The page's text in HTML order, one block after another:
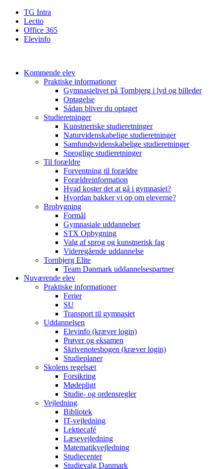
TG Intra
Lectio
Office 365
Elevinfo
Kommende elev
Praktiske informationer
Gymnasielivet på Tornbjerg i lyd og billeder
Optagelse
Sådan bliver du optaget
Studieretninger
Kunstneriske studieretninger
Naturvidenskabelige studieretninger
Samfundsvidenskabelige studieretninger
Sproglige studieretninger
Til forældre
Forventning til forældre
Forældreinformation
Hvad koster det at gå i gymnasiet?
Hvordan bakker vi op om eleverne?
Brobygning
Formål
Gymnasiale uddannelser
STX Opbygning
Valg af sprog og kunstnerisk fag
Videregående uddannelse
Tornbjerg Elite
Team Danmark uddannelsespartner
Nuværende elev
Praktiske informationer
Ferier
SU
Transport til gymnasiet
Uddannelsen
Elevinfo (kræver login)
Prøver og eksamen
Skrivenotesbogen (kræver login)
Studieplaner
Skolens regelsæt
Forsikring
Mødepligt
Studie- og ordensregler
Vejledning
Bibliotek
IT-vejledning
Lektiecafé
Læsevejledning
Matematikvejledning
Studiecenter
Studievalg Danmark